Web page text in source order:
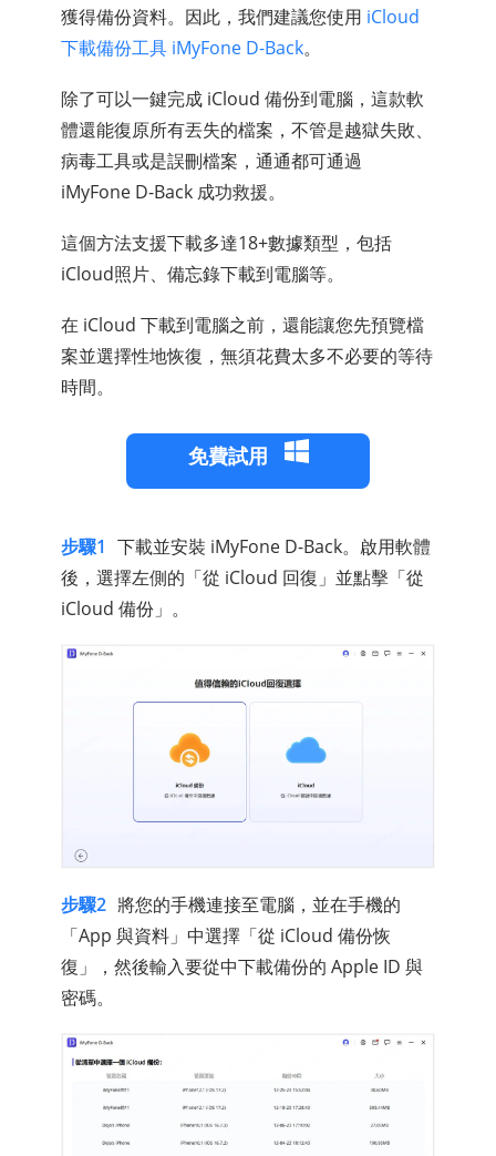
獲得備份資料。因此，我們建議您使用 iCloud
下載備份工具 iMyFone D-Back。
除了可以一鍵完成 iCloud 備份到電腦，這款軟
體還能復原所有丟失的檔案，不管是越獄失敗、
病毒工具或是誤刪檔案，通通都可通過
iMyFone D-Back 成功救援。
這個方法支援下載多達18+數據類型，包括
iCloud照片、備忘錄下載到電腦等。
在 iCloud 下載到電腦之前，還能讓您先預覽檔
案並選擇性地恢復，無須花費太多不必要的等待
時間。
免費試用
步驟1 下載並安裝 iMyFone D-Back。啟用軟體
後，選擇左側的「從 iCloud 回復」並點擊「從
iCloud 備份」。
步驟2 將您的手機連接至電腦，並在手機的
「App 與資料」中選擇「從 iCloud 備份恢
復」，然後輸入要從中下載備份的 Apple ID 與
密碼。